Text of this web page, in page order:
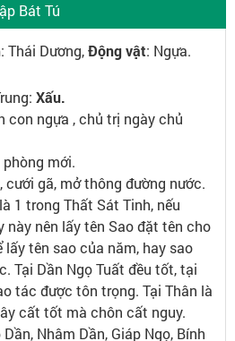
Bát Tú
: Thái Dương,Động vật: Ngựa.
Xấu.
con ngựa , chủ trị ngày chủ
mới.
cưới gã, mở thông đường nước.
1 trong Thất Sát Tinh, nếu
này nên lấy tên Sao đặt tên cho
lấy tên sao của năm, hay sao
Tại Dần Ngọ Tuất đều tốt, tại
tác được tôn trọng. Tại Thân là
cất tốt mà chôn cất nguy.
Nhâm Dần, Giáp Ngọ, Bính